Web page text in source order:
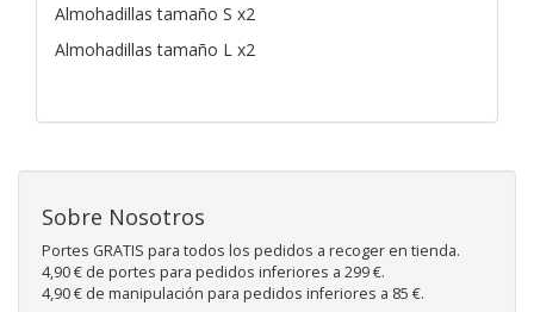
Almohadillas tamaño S x2
Almohadillas tamaño L x2
Sobre Nosotros
Portes GRATIS para todos los pedidos a recoger en tienda.
4,90 € de portes para pedidos inferiores a 299 €.
4,90 € de manipulación para pedidos inferiores a 85 €.